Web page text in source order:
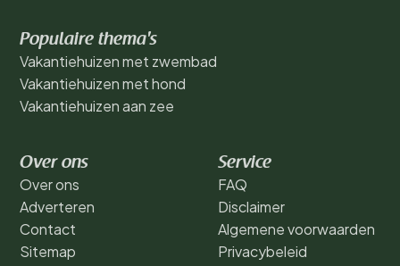
Populaire thema's
Vakantiehuizen met zwembad
Vakantiehuizen met hond
Vakantiehuizen aan zee
Over ons
Over ons
Adverteren
Contact
Sitemap
Service
FAQ
Disclaimer
Algemene voorwaarden
Privacybeleid